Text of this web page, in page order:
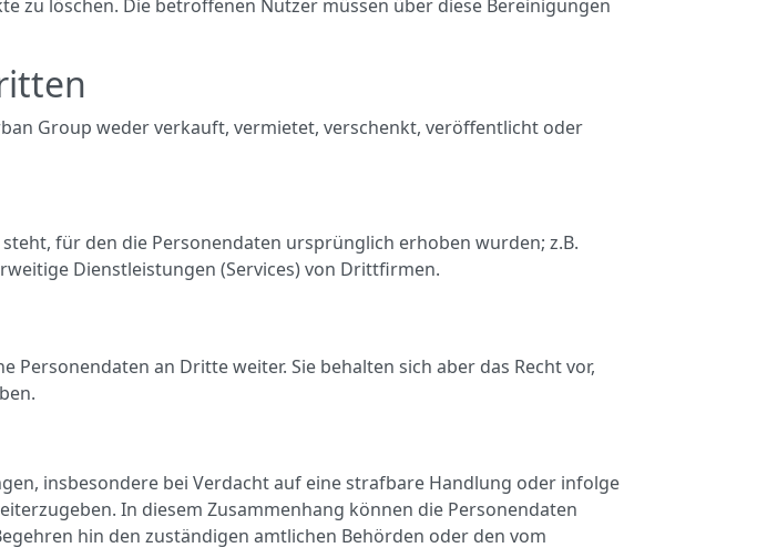
zu löschen. Die betroffenen Nutzer müssen über diese Bereinigungen
Group weder verkauft, vermietet, verschenkt, veröffentlicht oder
für den die Personendaten ursprünglich erhoben wurden; z.B.
Dienstleistungen (Services) von Drittfirmen.
an Dritte weiter. Sie behalten sich aber das Recht vor,
insbesondere bei Verdacht auf eine strafbare Handlung oder infolge
In diesem Zusammenhang können die Personendaten
hin den zuständigen amtlichen Behörden oder den vom